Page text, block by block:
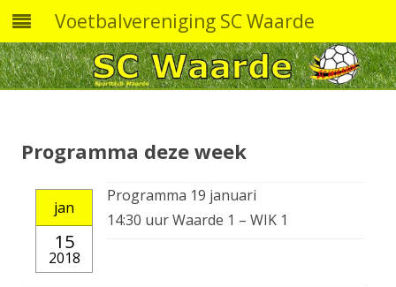
Voetbalvereniging SC Waarde
Programma deze week
jan
15
2018
Programma 19 januari
14:30 uur Waarde 1 – WIK 1